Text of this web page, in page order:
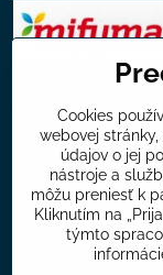
Všeobecné
Mapa chovateľov
Ponuka klubu
Príspevky
Cookies
webovej
údajov o jej
nástroje a
môžu preniesť k
Kliknutím na
týmto